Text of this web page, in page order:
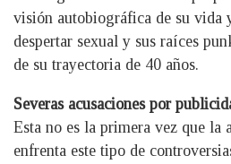
visión autobiográfica de su vida
despertar sexual y sus raíces
de su trayectoria de 40 años.
Severas acusaciones por
Esta no es la primera vez que la
enfrenta este tipo de